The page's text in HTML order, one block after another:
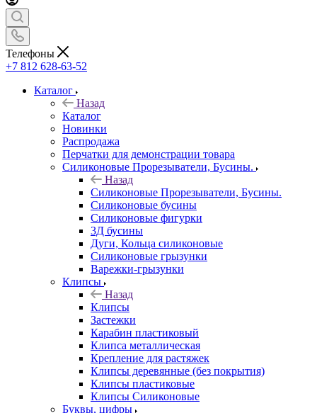
Телефоны
+7 812 628-63-52
Каталог
Назад
Каталог
Новинки
Распродажа
Перчатки для демонстрации товара
Силиконовые Прорезыватели, Бусины.
Назад
Силиконовые Прорезыватели, Бусины.
Силиконовые бусины
Силиконовые фигурки
3Д бусины
Дуги, Кольца силиконовые
Силиконовые грызунки
Варежки-грызунки
Клипсы
Назад
Клипсы
Застежки
Карабин пластиковый
Клипса металлическая
Крепление для растяжек
Клипсы деревянные (без покрытия)
Клипсы пластиковые
Клипсы Силиконовые
Буквы, цифры